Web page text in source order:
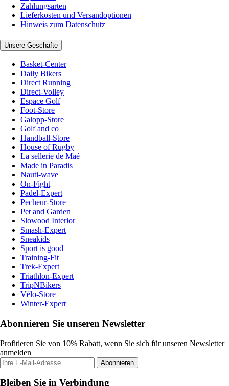
Zahlungsarten
Lieferkosten und Versandoptionen
Hinweis zum Datenschutz
Unsere Geschäfte
Basket-Center
Daily Bikers
Direct Running
Direct-Volley
Espace Golf
Foot-Store
Galopp-Store
Golf and co
Handball-Store
House of Rugby
La sellerie de Maé
Made in Paradis
Nauti-wave
On-Fight
Padel-Expert
Pecheur-Store
Pet and Garden
Slowood Interior
Smash-Expert
Sneakids
Sport is good
Training-Fit
Trek-Expert
Triathlon-Expert
TripNBikers
Vélo-Store
Winter-Expert
Abonnieren Sie unseren Newsletter
Profitieren Sie von 10% Rabatt, wenn Sie sich für unseren Newsletter
anmelden
Abonnieren
Bleiben Sie in Verbindung